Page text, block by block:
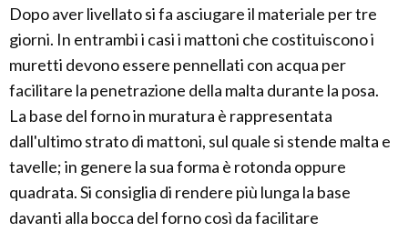
Dopo aver livellato si fa asciugare il materiale per tre
giorni. In entrambi i casi i mattoni che costituiscono i
muretti devono essere pennellati con acqua per
facilitare la penetrazione della malta durante la posa.
La base del forno in muratura è rappresentata
dall'ultimo strato di mattoni, sul quale si stende malta e
tavelle; in genere la sua forma è rotonda oppure
quadrata. Si consiglia di rendere più lunga la base
davanti alla bocca del forno così da facilitare